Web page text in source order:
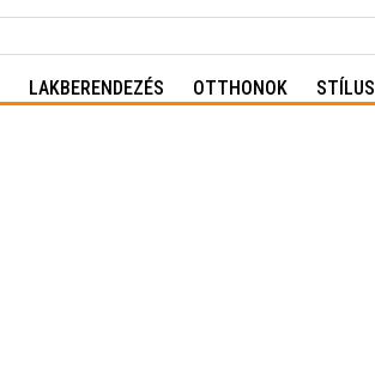
LAKBERENDEZÉS OTTHONOK STÍLUS